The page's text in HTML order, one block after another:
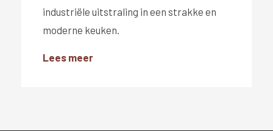
industriële uitstraling in een strakke en
moderne keuken.
Lees meer